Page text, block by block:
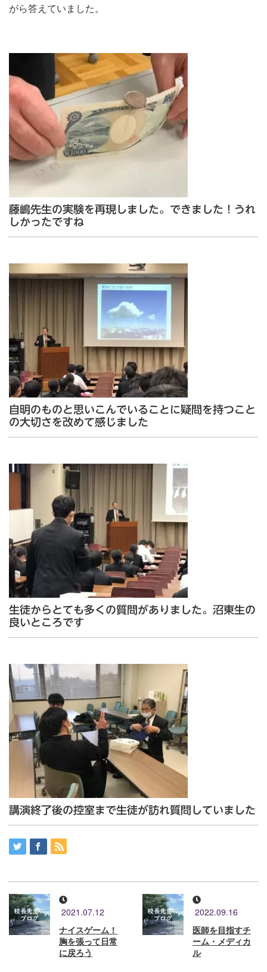
がら答えていました。
藤嶋先生の実験を再現しました。できました！うれ
しかったですね
自明のものと思いこんでいることに疑問を持つこと
の大切さを改めて感じました
生徒からとても多くの質問がありました。沼東生の
良いところです
講演終了後の控室まで生徒が訪れ質問していました
2021.07.12
ナイスゲーム！
胸を張って日常
に戻ろう
2022.09.16
医師を目指すチ
ーム・メディカ
ル